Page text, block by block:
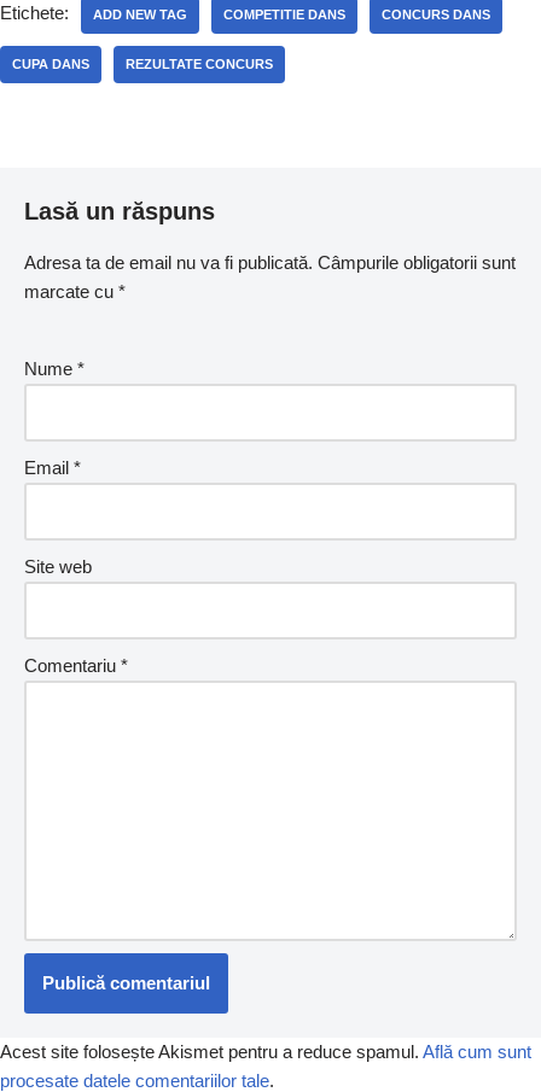
Etichete: ADD NEW TAG COMPETITIE DANS CONCURS DANS
CUPA DANS REZULTATE CONCURS
Lasă un răspuns
Adresa ta de email nu va fi publicată. Câmpurile obligatorii sunt
marcate cu *
Nume *
Email *
Site web
Comentariu *
Acest site folosește Akismet pentru a reduce spamul. Află cum sunt
procesate datele comentariilor tale.